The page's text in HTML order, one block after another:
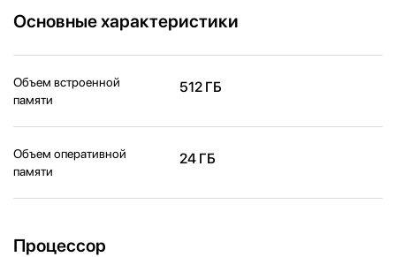
Основные характеристики
Объем встроенной
памяти
512 ГБ
Объем оперативной
памяти
24 ГБ
Процессор